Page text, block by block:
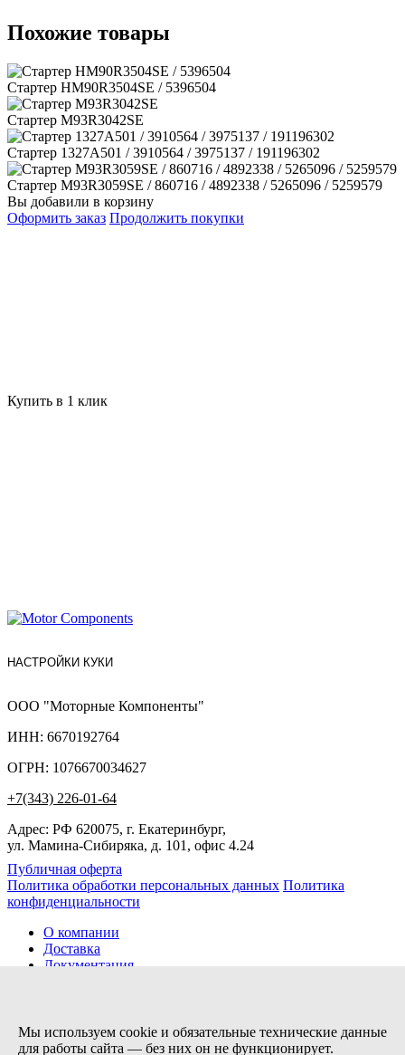
Похожие товары
Стартер HM90R3504SE / 5396504
Стартер M93R3042SE
Стартер 1327A501 / 3910564 / 3975137 / 191196302
Стартер M93R3059SE / 860716 / 4892338 / 5265096 / 5259579
Вы добавили в корзину
Оформить заказ Продолжить покупки
Купить в 1 клик
НАСТРОЙКИ КУКИ
ООО "Моторные Компоненты"
ИНН: 6670192764
ОГРН: 1076670034627
+7(343) 226-01-64
Адрес: РФ 620075, г. Екатеринбург,
ул. Мамина-Сибиряка, д. 101, офис 4.24
Публичная оферта
Политика обработки персональных данных Политика
конфиденциальности
О компании
Доставка
Документация
Контакты
Мы используем cookie и обязательные технические данные
для работы сайта — без них он не функционирует.